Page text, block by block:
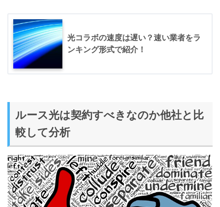
光コラボの速度は遅い？速い業者をラ
ンキング形式で紹介！
ルース光は契約すべきなのか他社と比
較して分析